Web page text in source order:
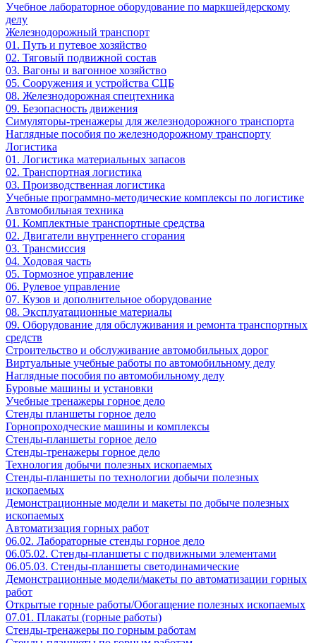
Учебное лабораторное оборудование по маркшейдерскому
делу
Железнодорожный транспорт
01. Путь и путевое хозяйство
02. Тяговый подвижной состав
03. Вагоны и вагонное хозяйство
05. Сооружения и устройства СЦБ
08. Железнодорожная спецтехника
09. Безопасность движения
Симуляторы-тренажеры для железнодорожного транспорта
Наглядные пособия по железнодорожному транспорту
Логистика
01. Логистика материальных запасов
02. Транспортная логистика
03. Производственная логистика
Учебные программно-методические комплексы по логистике
Автомобильная техника
01. Комплектные транспортные средства
02. Двигатели внутреннего сгорания
03. Трансмиссия
04. Ходовая часть
05. Тормозное управление
06. Рулевое управление
07. Кузов и дополнительное оборудование
08. Эксплуатационные материалы
09. Оборудование для обслуживания и ремонта транспортных
средств
Строительство и обслуживание автомобильных дорог
Виртуальные учебные работы по автомобильному делу
Наглядные пособия по автомобильному делу
Буровые машины и установки
Учебные тренажеры горное дело
Стенды планшеты горное дело
Горнопроходческие машины и комплексы
Стенды-планшеты горное дело
Стенды-тренажеры горное дело
Технология добычи полезных ископаемых
Стенды-планшеты по технологии добычи полезных
ископаемых
Демонстрационные модели и макеты по добыче полезных
ископаемых
Автоматизация горных работ
06.02. Лабораторные стенды горное дело
06.05.02. Стенды-планшеты с подвижными элементами
06.05.03. Стенды-планшеты светодинамические
Демонстрационные модели/макеты по автоматизации горных
работ
Открытые горные работы/Обогащение полезных ископаемых
07.01. Плакаты (горные работы)
Стенды-тренажеры по горным работам